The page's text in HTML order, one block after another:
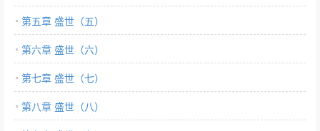
第五章 盛世（五）
第六章 盛世（六）
第七章 盛世（七）
第八章 盛世（八）